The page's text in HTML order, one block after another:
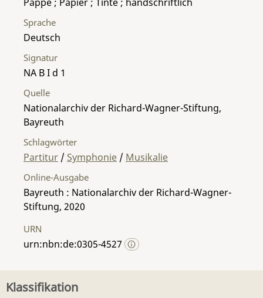
Sprache
Deutsch
Signatur
NA B I d 1
Quelle
Nationalarchiv der Richard-Wagner-Stiftung,
Bayreuth
Schlagwörter
Partitur / Symphonie / Musikalie
Online-Ausgabe
Bayreuth : Nationalarchiv der Richard-Wagner-
Stiftung, 2020
URN
urn:nbn:de:0305-4527
Klassifikation